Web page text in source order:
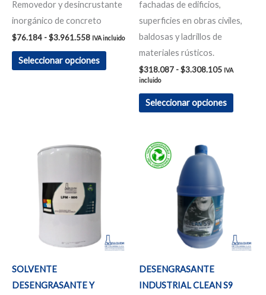
Removedor y desincrustante
inorgánico de concreto
$76.184 -$3.961.558 IVA incluido
Seleccionar opciones
página
producto
fachadas de edificios,
superficies en obras civiles,
baldosas y ladrillos de
materiales rústicos.
$318.087 -$3.308.105 IVA
incluido
Seleccionar opciones
de
SOLVENTE
DESENGRASANTE Y
de
$697.697
$7.256.049
opciones
DESENGRASANTE
INDUSTRIAL CLEAN S9
precios:
desde
$74.613
hasta
$3.879.876